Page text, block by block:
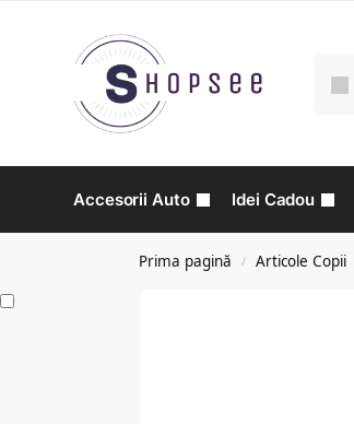
Accesorii Auto Idei Cadou
Prima pagină / Articole Copii